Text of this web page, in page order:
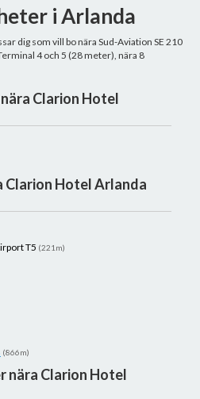
i Arlanda
dig som vill bo nära Sud-Aviation SE 210
4 och 5 (28 meter), nära 8
Clarion Hotel
Clarion Hotel Arlanda
T5 (221m)
(866m)
nära Clarion Hotel